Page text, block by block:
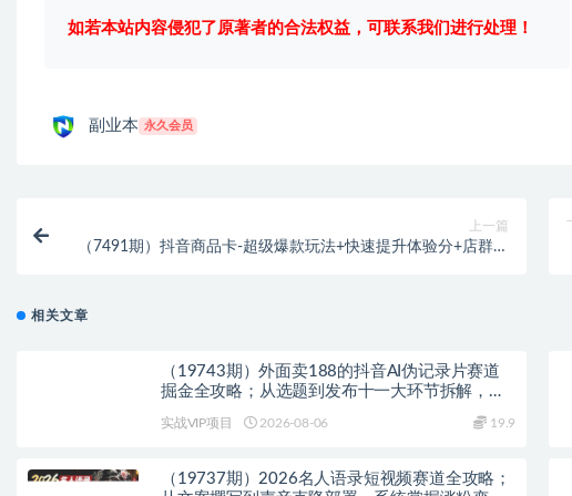
如若本站内容侵犯了原著者的合法权益，可联系我们进行处理！
副业本 永久会员
上一篇
（7491期）抖音商品卡-超级爆款玩法+快速提升体验分+店群爆
相关文章
（19743期）外面卖188的抖音AI伪记录片赛道
掘金全攻略；从选题到发布十一大环节拆解，零
实战VIP项目 2026-08-06 19.9
（19737期）2026名人语录短视频赛道全攻略；